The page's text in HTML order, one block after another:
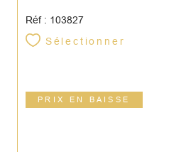
Réf : 103827
Sélectionner
PRIX EN BAISSE